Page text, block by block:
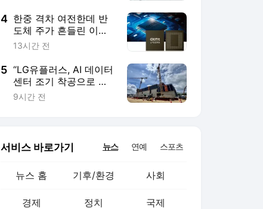
4 한중 격차 여전한데 반
도체 주가 흔들린 이
유… 기술보다 무서운
13시간 전
5 “LG유플러스, AI 데이터
센터 조기 착공으로 성
장 모멘텀 확보”
9시간 전
서비스 바로가기 뉴스 연예 스포츠
뉴스 홈 기후/환경 사회
경제 정치 국제